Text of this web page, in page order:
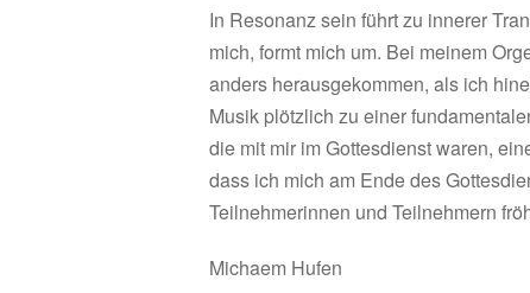
In Resonanz sein führt zu innerer
mich, formt mich um. Bei meinem
anders herausgekommen, als ich
Musik plötzlich zu einer
die mit mir im Gottesdienst waren,
dass ich mich am Ende des
Teilnehmerinnen und Teilnehmern
Michaem Hufen